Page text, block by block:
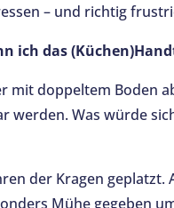
– und richtig
ich das
mit doppeltem Boden
werden. Was würde
der Kragen
Mühe gegeben